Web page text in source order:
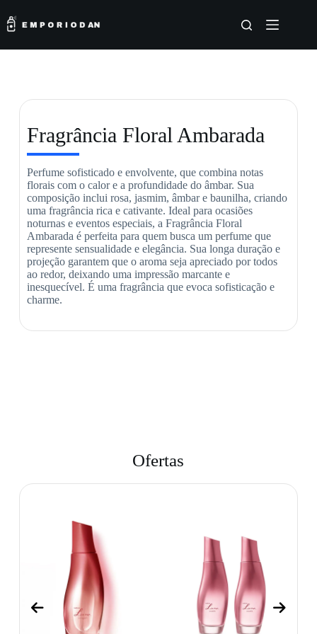
Fragrância Floral Ambarada
Perfume sofisticado e envolvente, que combina notas
florais com o calor e a profundidade do âmbar. Sua
composição inclui rosa, jasmim, âmbar e baunilha, criando
uma fragrância rica e cativante. Ideal para ocasiões
noturnas e eventos especiais, a Fragrância Floral
Ambarada é perfeita para quem busca um perfume que
represente sensualidade e elegância. Sua longa duração e
projeção garantem que o aroma seja apreciado por todos
ao redor, deixando uma impressão marcante e
inesquecível. É uma fragrância que evoca sofisticação e
charme.
Ofertas